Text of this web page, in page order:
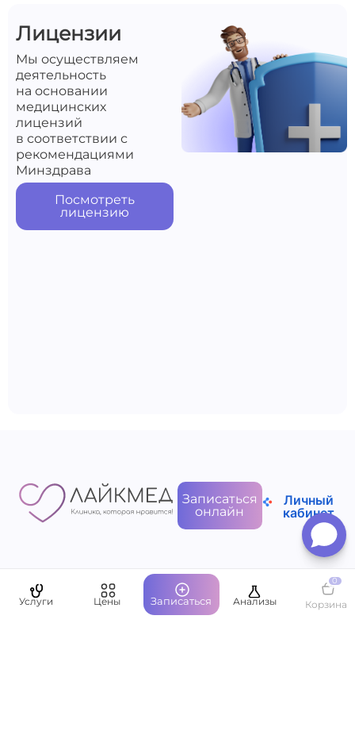
Лицензии
Мы осуществляем
деятельность
на основании
медицинских
лицензий
в соответствии с
рекомендациями
Минздрава
Посмотреть
лицензию
Записаться
онлайн
Личный
кабинет
Пациентам
Услуги Цены Записаться Анализы
0
Корзина